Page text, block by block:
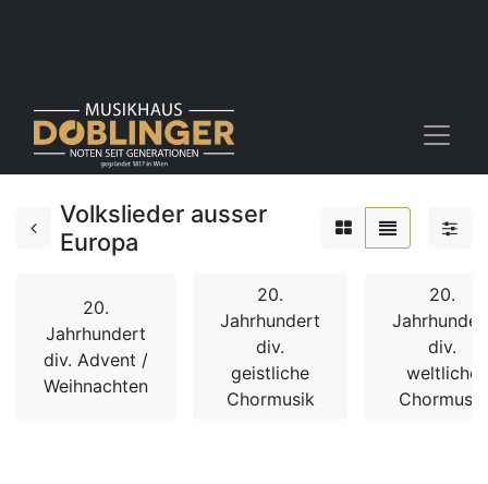
Volkslieder ausser
Europa
20.
Jahrhundert
div. Advent /
Weihnachten
20.
Jahrhundert
div.
geistliche
Chormusik
20.
div.
weltliche
Chormusik